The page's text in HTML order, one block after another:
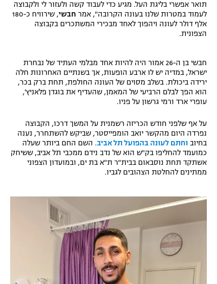
מדיניות פרטיות
רשיון להקרנה פומבית לבית עסק
הצטרפות לחבילת הערוצים
לוח דרושים – ג'ובנט
המגזין
אומנויות לחימה
גיימינג E-Sports
תואר אפשרי בליגת העל. מגיע כדי לעבוד קשה ולעזור לי ולקבוצה
לעמוד במטרות שלנו בעונה הקרובה", אמר חבשי
, שירוויח כ-180
אלף דולר לעונה ויהפוך לאחד מבכירי המשתכרים בקבוצה
הצפונית.
חבשי בן ה-26 אמור היה להיות אחד מבלמי העתיד של נבחרת
ישראל, במדיה יש לו ארבע הופעות, אך בשנתיים האחרונות חלה
ירידה ביכולת. בשלב מסוים של העונה החולפת, תחת ברק בכר,
הוא הפך לבלם הרביעי של המאמן, שהעדיף את בוגדן פלאניץ',
עופרי ארד ורמי גרשון על פניו.
על אף שלפני חודש הכריזה רשמנית על המשך דרכו, הקבוצה
נפרדה היום מהקשר יואב הומפייסטר, שביקש להשתחרר, נענה
בחיוב וחתם לעונה בהפועל תל אביב. השם החם ביותר שעלה
כמועמד להחליפו בק"ש הוא של נדב נידם ממכבי תל אביב, ששיחק
אשתקד תחת נוסבאום בבית"ר ת"א בת ים, ובמועדון הצפוני
ממתינים להחלטת הצהובים לגביו.